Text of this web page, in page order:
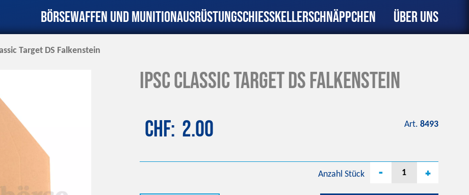
BörseWaffen und MunitionAusrüstungSchiesskellerSchnäppchen Über uns
Target DS Falkenstein
IPSC Classic Target DS Falkenstein
CHF 2.00 Art. 8493
Anzahl Stück - +